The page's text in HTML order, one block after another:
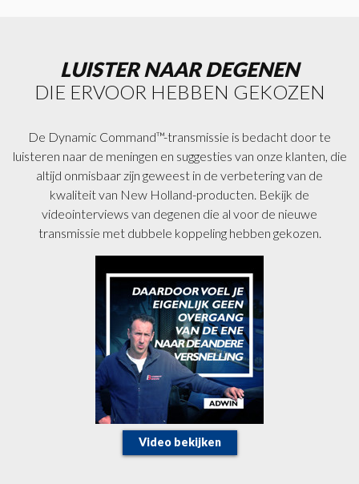
LUISTER NAAR DEGENEN
DIE ERVOOR HEBBEN GEKOZEN
De Dynamic Command™-transmissie is bedacht door te
luisteren naar de meningen en suggesties van onze klanten, die
altijd onmisbaar zijn geweest in de verbetering van de
kwaliteit van New Holland-producten. Bekijk de
videointerviews van degenen die al voor de nieuwe
transmissie met dubbele koppeling hebben gekozen.
Video bekijken